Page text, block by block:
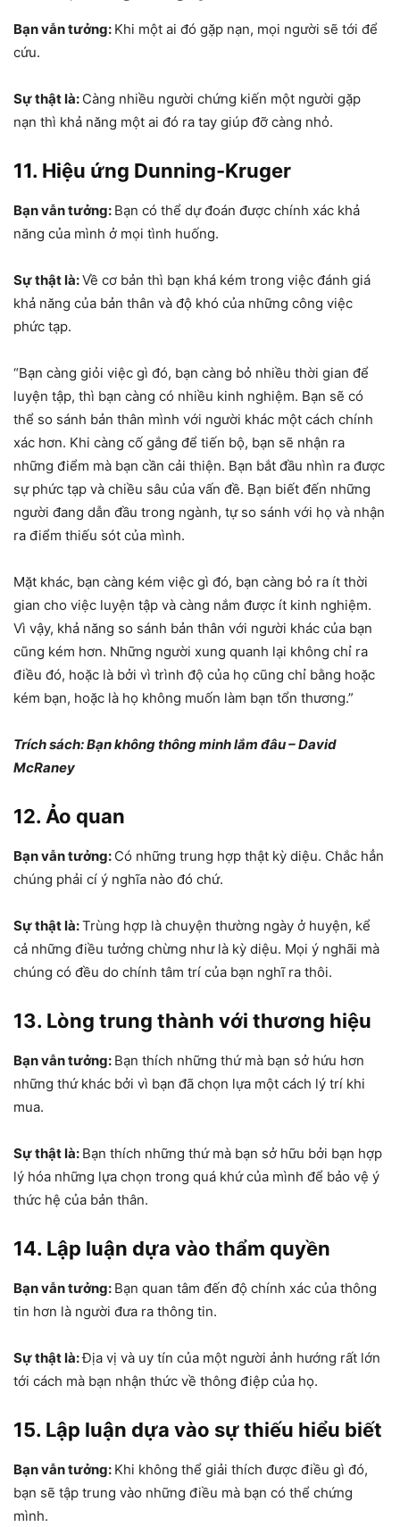
Bạn vẫn tưởng: Khi một ai đó gặp nạn, mọi người sẽ tới để
cứu.
Sự thật là: Càng nhiều người chứng kiến một người gặp
nạn thì khả năng một ai đó ra tay giúp đỡ càng nhỏ.
11. Hiệu ứng Dunning-Kruger
Bạn vẫn tưởng: Bạn có thể dự đoán được chính xác khả
năng của mình ở mọi tình huống.
Sự thật là:Về cơ bản thì bạn khá kém trong việc đánh giá
khả năng của bản thân và độ khó của những công việc
phức tạp.
“Bạn càng giỏi việc gì đó, bạn càng bỏ nhiều thời gian để
luyện tập, thì bạn càng có nhiều kinh nghiệm. Bạn sẽ có
thể so sánh bản thân mình với người khác một cách chính
xác hơn. Khi càng cố gắng để tiến bộ, bạn sẽ nhận ra
những điểm mà bạn cần cải thiện. Bạn bắt đầu nhìn ra được
sự phức tạp và chiều sâu của vấn đề. Bạn biết đến những
người đang dẫn đầu trong ngành, tự so sánh với họ và nhận
ra điểm thiếu sót của mình.
Mặt khác, bạn càng kém việc gì đó, bạn càng bỏ ra ít thời
gian cho việc luyện tập và càng nắm được ít kinh nghiệm.
Vì vậy, khả năng so sánh bản thân với người khác của bạn
cũng kém hơn. Những người xung quanh lại không chỉ ra
điều đó, hoặc là bởi vì trình độ của họ cũng chỉ bằng hoặc
kém bạn, hoặc là họ không muốn làm bạn tổn thương.”
Trích sách: Bạn không thông minh lắm đâu – David
McRaney
12. Ảo quan
Bạn vẫn tưởng: Có những trung hợp thật kỳ diệu. Chắc hẳn
chúng phải cí ý nghĩa nào đó chứ.
Sự thật là:Trùng hợp là chuyện thường ngày ở huyện, kể
cả những điều tưởng chừng như là kỳ diệu. Mọi ý nghãi mà
chúng có đều do chính tâm trí của bạn nghĩ ra thôi.
13. Lòng trung thành với thương hiệu
Bạn vẫn tưởng: Bạn thích những thứ mà bạn sở hứu hơn
những thứ khác bởi vì bạn đã chọn lựa một cách lý trí khi
mua.
Sự thật là: Bạn thích những thứ mà bạn sở hữu bởi bạn hợp
lý hóa những lựa chọn trong quá khứ của mình để bảo vệ ý
thức hệ của bản thân.
14. Lập luận dựa vào thẩm quyền
Bạn vẫn tưởng: Bạn quan tâm đến độ chính xác của thông
tin hơn là người đưa ra thông tin.
Sự thật là:Địa vị và uy tín của một người ảnh hướng rất lớn
tới cách mà bạn nhận thức về thông điệp của họ.
15. Lập luận dựa vào sự thiếu hiểu biết
Bạn vẫn tưởng: Khi không thể giải thích được điều gì đó,
bạn sẽ tập trung vào những điều mà bạn có thể chứng
mình.